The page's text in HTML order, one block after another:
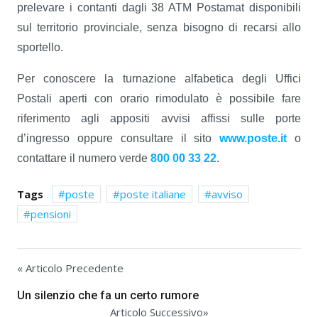
prelevare i contanti dagli 38 ATM Postamat disponibili
sul territorio provinciale, senza bisogno di recarsi allo
sportello.
Per conoscere la turnazione alfabetica degli Uffici
Postali aperti con orario rimodulato è possibile fare
riferimento agli appositi avvisi affissi sulle porte
d’ingresso oppure consultare il sitowww.poste.it o
contattare il numero verde 800 00 33 22.
Tags poste poste italiane
avviso
pensioni
« Articolo Precedente
Un silenzio che fa un certo rumore
Articolo Successivo»